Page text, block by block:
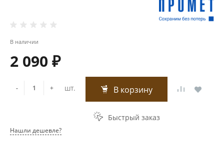
В наличии
2 090 ₽
- + шт. В корзину
Быстрый заказ
Нашли дешевле?